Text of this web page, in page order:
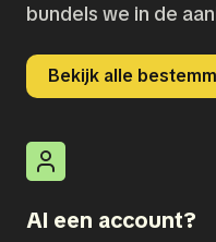
bundels we in de
Bekijk alle
Al een account?